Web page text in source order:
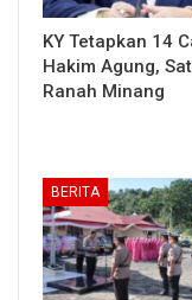
KY Tetapkan 14
Hakim Agung,
Ranah Minang
BERITA